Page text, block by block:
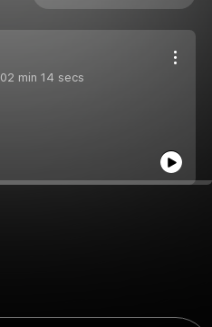
02 min 14 secs